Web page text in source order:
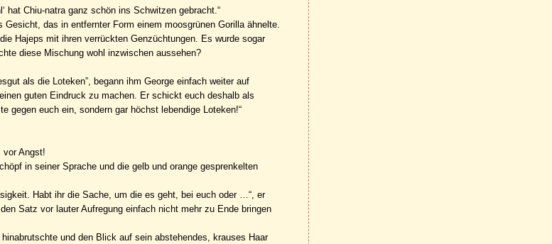
hat Chiu-natra ganz schön ins Schwitzen gebracht.“
das in entfernter Form einem moosgrünen Gorilla ähnelte.
Hajeps mit ihren verrückten Genzüchtungen. Es wurde sogar
diese Mischung wohl inzwischen aussehen?
als die Loteken”, begann ihm George einfach weiter auf
guten Eindruck zu machen. Er schickt euch deshalb als
gegen euch ein, sondern gar höchst lebendige Loteken!“
vor Angst!
in seiner Sprache und die gelb und orange gesprenkelten
Habt ihr die Sache, um die es geht, bei euch oder …“, er
Satz vor lauter Aufregung einfach nicht mehr zu Ende bringen
und den Blick auf sein abstehendes, krauses Haar